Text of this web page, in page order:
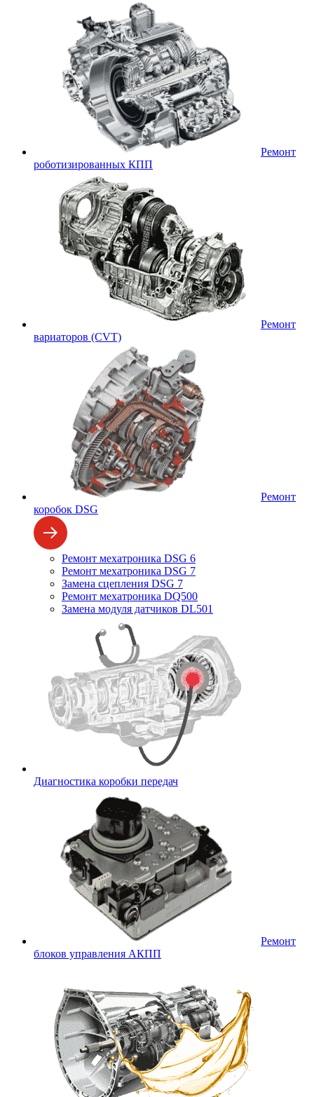
Ремонт
роботизированных КПП
Ремонт
вариаторов (CVT)
Ремонт
коробок DSG
Ремонт мехатроника DSG 6
Ремонт мехатроника DSG 7
Замена сцепления DSG 7
Ремонт мехатроника DQ500
Замена модуля датчиков DL501
Диагностика коробки передач
Ремонт
блоков управления АКПП